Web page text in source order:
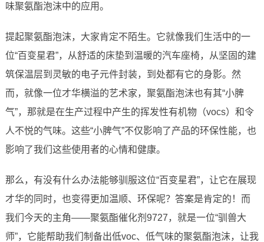
味聚氨酯泡沫中的应用。
提起聚氨酯泡沫，大家肯定不陌生。它就像我们生活中的一
位“百变星君”，从舒适的床垫到温暖的汽车座椅，从坚固的建
筑保温层到灵敏的电子元件封装，到处都有它的身影。然
而，就像一位才华横溢的艺术家，聚氨酯泡沫也有其“小脾
气”，那就是在生产过程中产生的挥发性有机物（vocs）和令
人不悦的气味。这些“小脾气”不仅影响了产品的环保性能，也
影响了我们这些使用者的心情和健康。
那么，有没有什么办法能够驯服这位“百变星君”，让它在展现
才华的同时，也变得更加温顺、环保呢？答案是肯定的！而
我们今天的主角——聚氨酯催化剂9727，就是一位“驯兽大
师”，它能帮助我们制备出低voc、低气味的聚氨酯泡沫，让我